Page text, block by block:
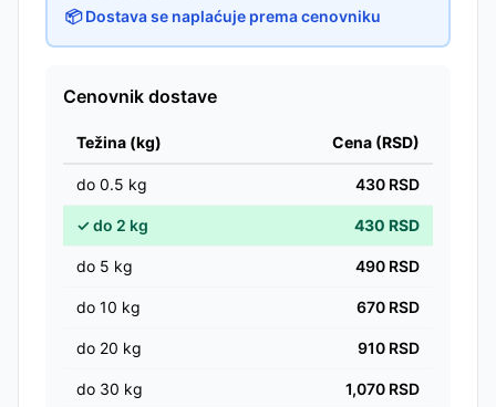
📦 Dostava se naplaćuje prema cenovniku
Cenovnik dostave
Težina (kg) Cena (RSD)
do 0.5 kg 430 RSD
✓do 2 kg 430 RSD
do 5 kg 490 RSD
do 10 kg 670 RSD
do 20 kg 910 RSD
do 30 kg 1,070 RSD